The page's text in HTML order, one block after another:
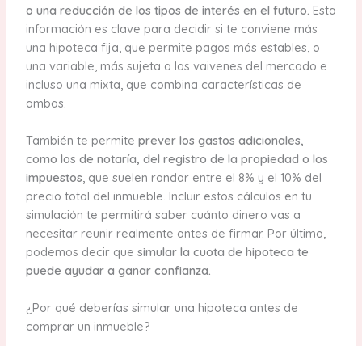
o una reducción de los tipos de interés en el futuro. Esta
información es clave para decidir si te conviene más
una hipoteca fija, que permite pagos más estables, o
una variable, más sujeta a los vaivenes del mercado e
incluso una mixta, que combina características de
ambas.
También te permite prever los gastos adicionales,
como los de notaría, del registro de la propiedad o los
impuestos, que suelen rondar entre el 8% y el 10% del
precio total del inmueble. Incluir estos cálculos en tu
simulación te permitirá saber cuánto dinero vas a
necesitar reunir realmente antes de firmar. Por último,
podemos decir que simular la cuota de hipoteca te
puede ayudar a ganar confianza.
¿Por qué deberías simular una hipoteca antes de
comprar un inmueble?